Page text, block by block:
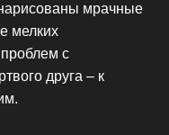
мрачные
мелких
с
друга – к